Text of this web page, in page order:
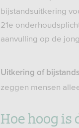
bijstandsuitkering
21e
aanvulling op de
Uitkering of
zeggen mensen
Hoe hoog